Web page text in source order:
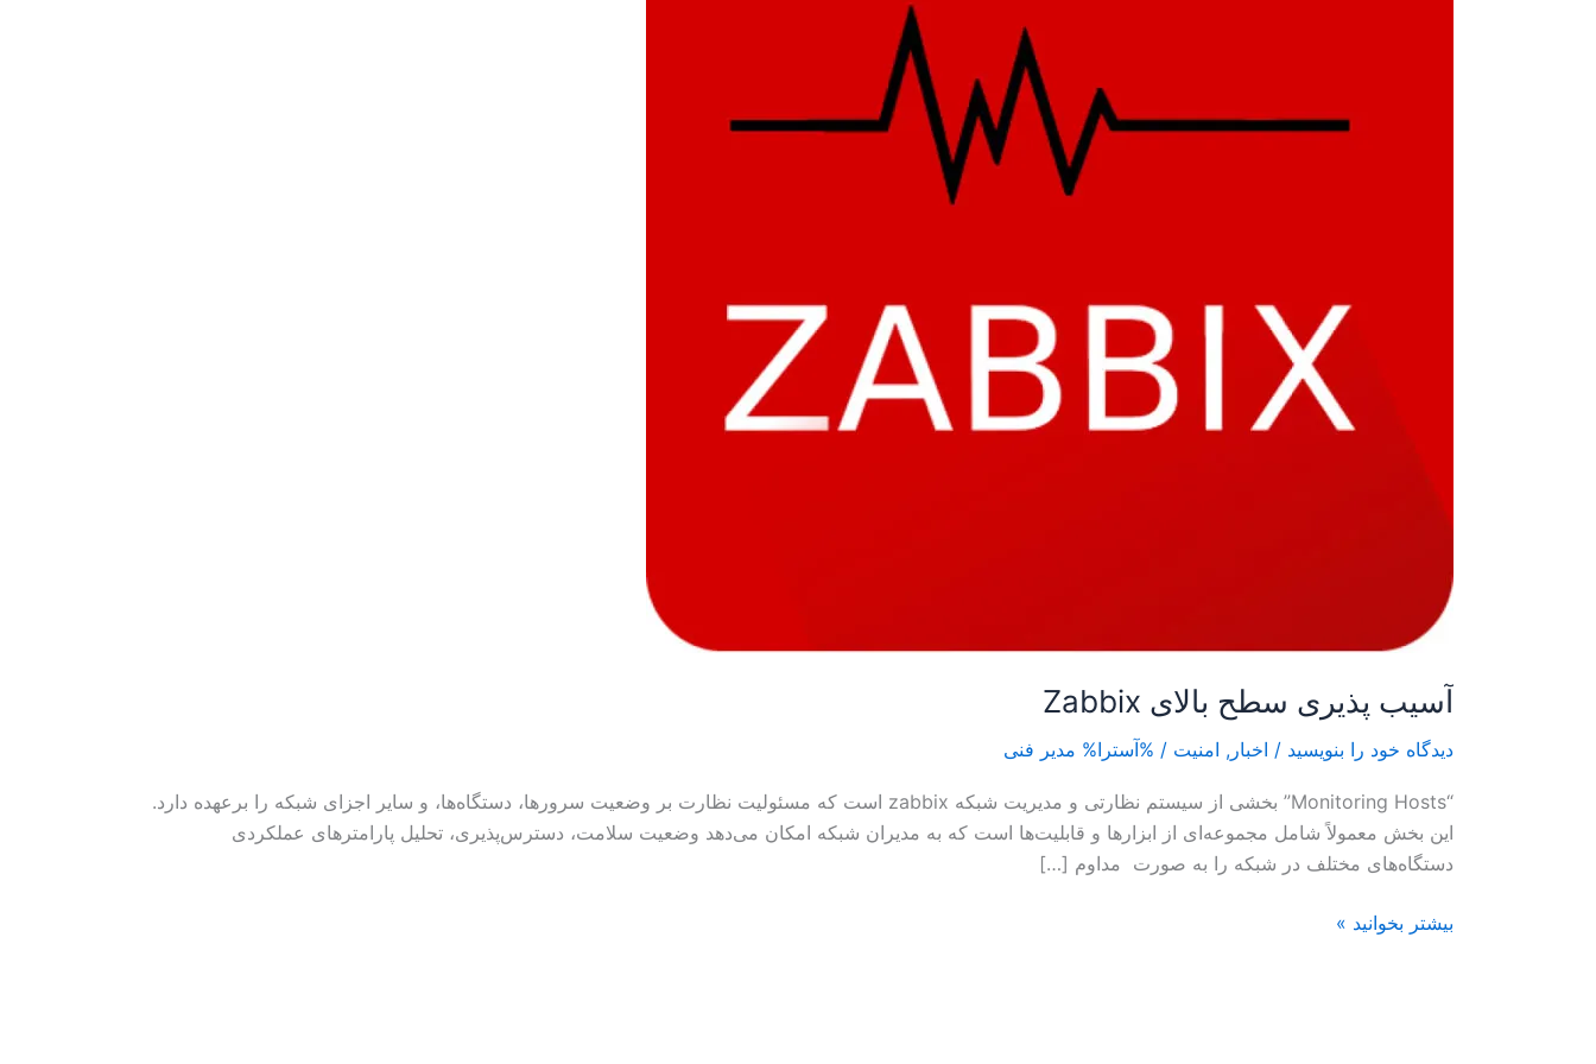
آسیب پذیری سطح بالای Zabbix
دیدگاه‌ خود را بنویسید / اخبار , امنیت / %آسترا% مدیر فنی
“Monitoring Hosts” بخشی از سیستم‌ نظارتی و مدیریت شبکه zabbix است که مسئولیت نظارت بر وضعیت سرورها، دستگاه‌ها، و سایر اجزای شبکه را برعهده دارد.
این بخش معمولاً شامل مجموعه‌ای از ابزارها و قابلیت‌ها است که به مدیران شبکه امکان می‌دهد وضعیت سلامت، دسترس‌پذیری، تحلیل پارامترهای عملکردی
دستگاه‌های مختلف در شبکه را به صورت مداوم […]
بیشتر بخوانید »